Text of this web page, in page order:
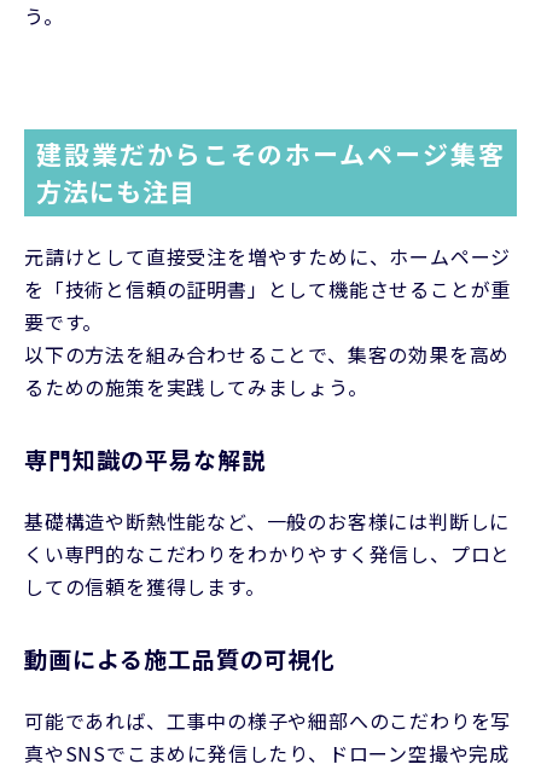
う。
建設業だからこそのホームページ集客
方法にも注目
元請けとして直接受注を増やすために、ホームページ
を「技術と信頼の証明書」として機能させることが重
要です。
以下の方法を組み合わせることで、集客の効果を高め
るための施策を実践してみましょう。
専門知識の平易な解説
基礎構造や断熱性能など、一般のお客様には判断しに
くい専門的なこだわりをわかりやすく発信し、プロと
しての信頼を獲得します。
動画による施工品質の可視化
可能であれば、工事中の様子や細部へのこだわりを写
真やSNSでこまめに発信したり、ドローン空撮や完成